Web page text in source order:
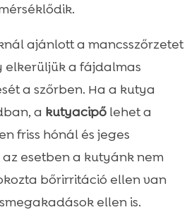
ajánlott a mancsszőrzetet
elkerüljük a fájdalmas
a szőrben. Ha a kutya
a kutyacipőlehet a
friss hónál és jeges
esetben a kutyánk nem
bőrirritáció ellen van
ellen is.